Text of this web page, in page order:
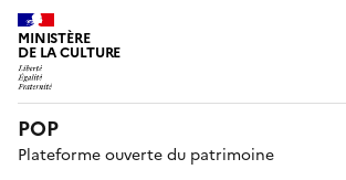
MINISTÈRE
DE LA CULTURE
POP
Plateforme ouverte du patrimoine